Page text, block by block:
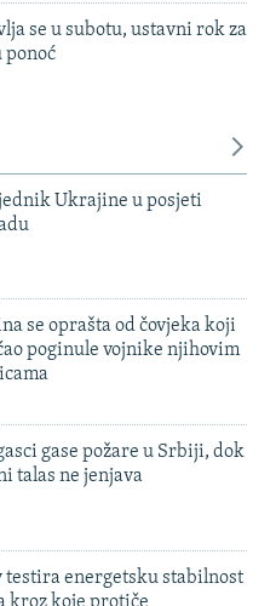
se u subotu, ustavni rok za
ponoć
Ukrajine u posjeti
se oprašta od čovjeka koji
poginule vojnike njihovim
gase požare u Srbiji, dok
talas ne jenjava
testira energetsku stabilnost
kroz koje protiče